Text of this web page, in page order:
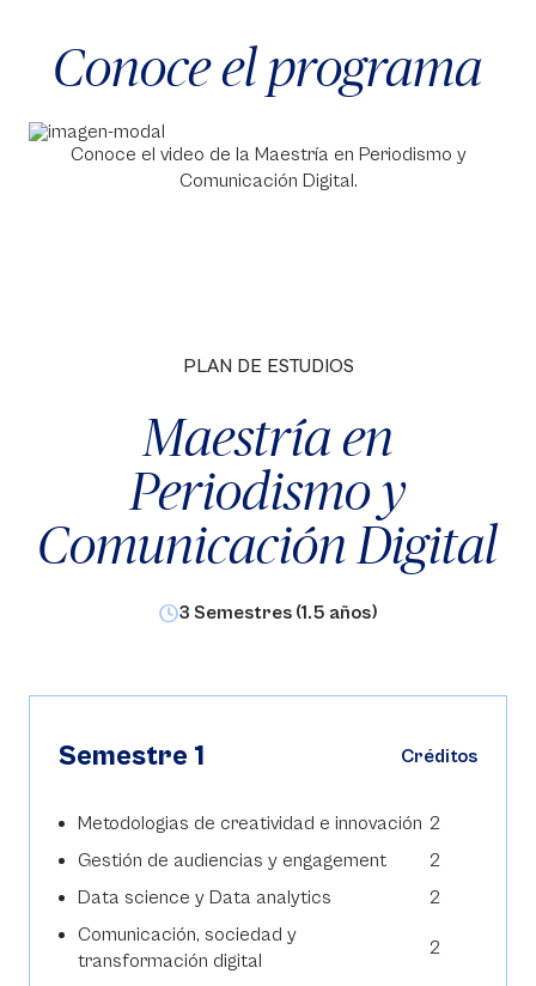
Conoce el programa
Conoce el video de la Maestría en Periodismo y
Comunicación Digital.
PLAN DE ESTUDIOS
Maestría en
Periodismo y
Comunicación Digital
3 Semestres (1.5 años)
Semestre 1 Créditos
Metodologias de creatividad e innovación 2
Gestión de audiencias y engagement
2
Data science y Data analytics
2
Comunicación, sociedad y
transformación digital
2